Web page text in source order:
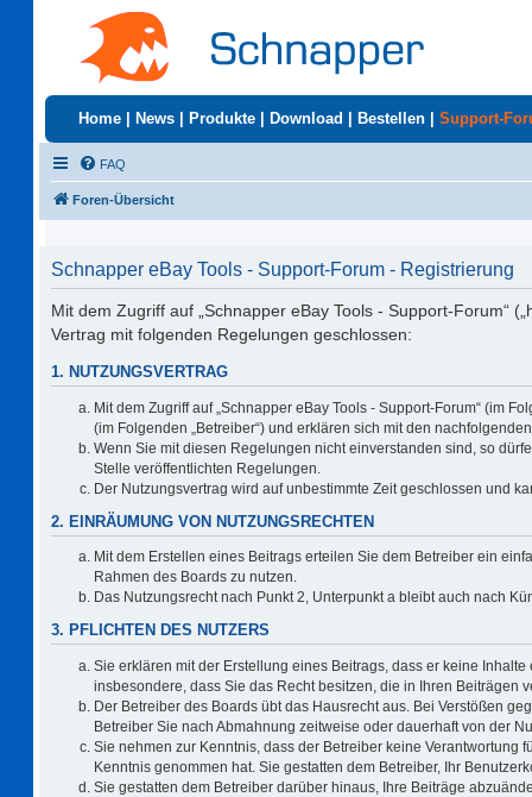
Home News Produkte Download Bestellen Support-
FAQ
Foren-Übersicht
Schnapper eBay Tools - Support-Forum - Registrierung
Mit dem Zugriff auf „Schnapper eBay Tools - Support-Forum“
Vertrag mit folgenden Regelungen geschlossen:
1. NUTZUNGSVERTRAG
Mit dem Zugriff auf „Schnapper eBay Tools - Support-Forum“ (im
(im Folgenden „Betreiber“) und erklären sich mit den
Wenn Sie mit diesen Regelungen nicht einverstanden sind, so
Stelle veröffentlichten Regelungen.
Der Nutzungsvertrag wird auf unbestimmte Zeit geschlossen und
2. EINRÄUMUNG VON NUTZUNGSRECHTEN
Mit dem Erstellen eines Beitrags erteilen Sie dem Betreiber ein
Rahmen des Boards zu nutzen.
Das Nutzungsrecht nach Punkt 2, Unterpunkt a bleibt auch nach
3. PFLICHTEN DES NUTZERS
Sie erklären mit der Erstellung eines Beitrags, dass er keine
insbesondere, dass Sie das Recht besitzen, die in Ihren Beiträgen
Der Betreiber des Boards übt das Hausrecht aus. Bei Verstößen
Betreiber Sie nach Abmahnung zeitweise oder dauerhaft von der
Sie nehmen zur Kenntnis, dass der Betreiber keine Verantwortung
Kenntnis genommen hat. Sie gestatten dem Betreiber, Ihr
Sie gestatten dem Betreiber darüber hinaus, Ihre Beiträge